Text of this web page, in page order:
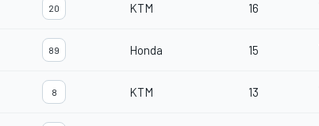
20 KTM 16
89 Honda 15
8 KTM 13